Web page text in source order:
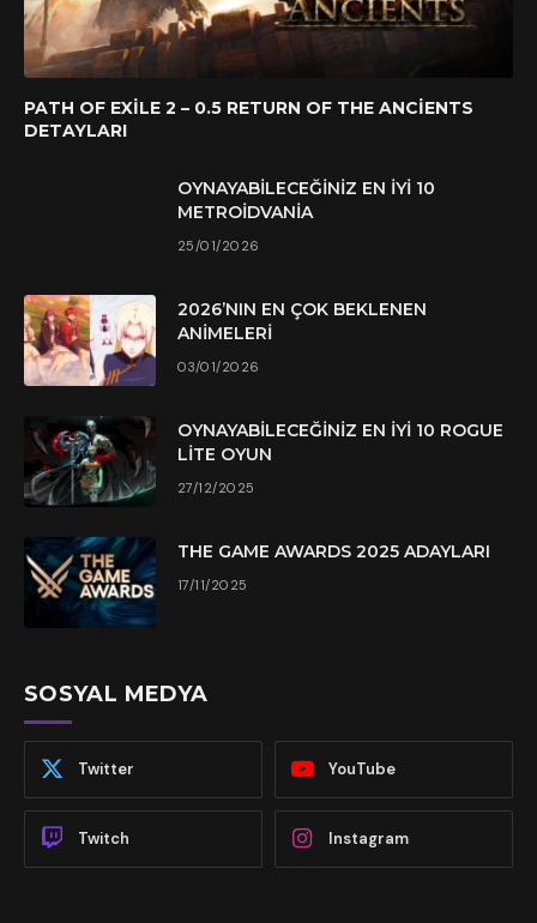
PATH OF EXILE 2 – 0.5 RETURN OF THE ANCIENTS
DETAYLARI
OYNAYABILECEĞINIZ EN İYI 10
METROIDVANIA
25/01/2026
2026’NIN EN ÇOK BEKLENEN
ANIMELERI
03/01/2026
OYNAYABILECEĞINIZ EN İYI 10 ROGUE
LITE OYUN
27/12/2025
THE GAME AWARDS 2025 ADAYLARI
17/11/2025
SOSYAL MEDYA
Twitter YouTube
Twitch Instagram